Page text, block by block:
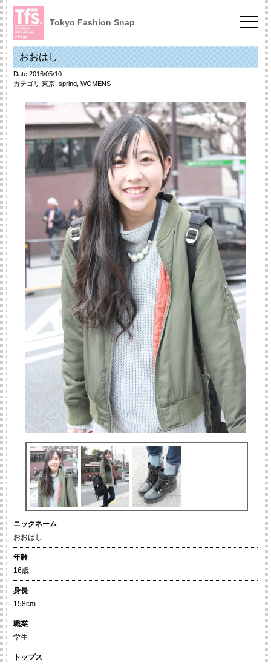
Tokyo Fashion Snap
おおはし
Date:2016/05/10
カテゴリ:東京, spring, WOMENS
ニックネーム
おおはし
年齢
16歳
身長
158cm
職業
学生
トップス